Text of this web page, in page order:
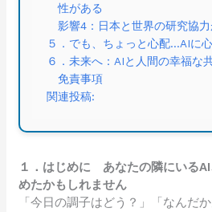
性がある
影響4：日本と世界の研究協
５．でも、ちょっと心配…AIに
６．未来へ：AIと人間の幸福な
免責事項
関連投稿:
１．はじめに あなたの隣にいる
めたかもしれません
「今日の調子はどう？」「なんだ